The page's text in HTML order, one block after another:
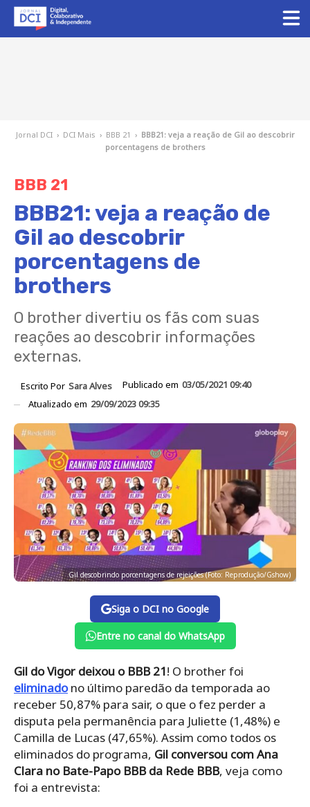
Jornal DCI › DCI Mais › BBB 21 › BBB21: veja a reação de Gil ao descobrir
porcentagens de brothers
BBB 21
BBB21: veja a reação de
Gil ao descobrir
porcentagens de
brothers
O brother divertiu os fãs com suas
reações ao descobrir informações
externas.
Escrito Por Sara Alves Publicado em 03/05/2021 09:40
Atualizado em 29/09/2023 09:35
Gil descobrindo porcentagens de rejeições (Foto: Reprodução/Gshow)
Siga o DCI no Google
Entre no canal do WhatsApp
Gil do Vigor deixou o BBB 21! O brother foi
eliminadono último paredão da temporada ao
receber 50,87% para sair, o que o fez perder a
disputa pela permanência para Juliette (1,48%) e
Camilla de Lucas (47,65%). Assim como todos os
eliminados do programa, Gil conversou com Ana
Clara no Bate-Papo BBB da Rede BBB, veja como
foi a entrevista: